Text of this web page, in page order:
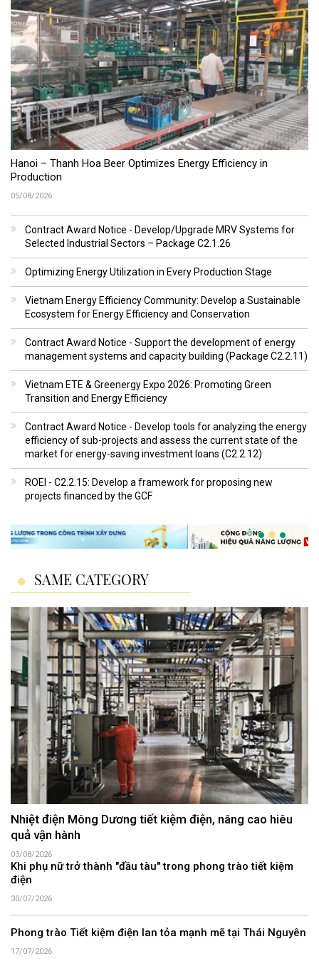
Hanoi – Thanh Hoa Beer Optimizes Energy Efficiency in
Production
05/08/2026
Contract Award Notice - Develop/Upgrade MRV Systems for
Selected Industrial Sectors – Package C2.1.26
Optimizing Energy Utilization in Every Production Stage
Vietnam Energy Efficiency Community: Develop a Sustainable
Ecosystem for Energy Efficiency and Conservation
Contract Award Notice - Support the development of energy
management systems and capacity building (Package C2.2.11)
Vietnam ETE & Greenergy Expo 2026: Promoting Green
Transition and Energy Efficiency
Contract Award Notice - Develop tools for analyzing the energy
efficiency of sub-projects and assess the current state of the
market for energy-saving investment loans (C2.2.12)
ROEI - C2.2.15: Develop a framework for proposing new
projects financed by the GCF
SAME CATEGORY
Nhiệt điện Mông Dương tiết kiệm điện, nâng cao hiêu
quả vận hành
03/08/2026
Khi phụ nữ trở thành "đầu tàu" trong phong trào tiết kiệm
điện
30/07/2026
Phong trào Tiết kiệm điện lan tỏa mạnh mẽ tại Thái Nguyên
17/07/2026